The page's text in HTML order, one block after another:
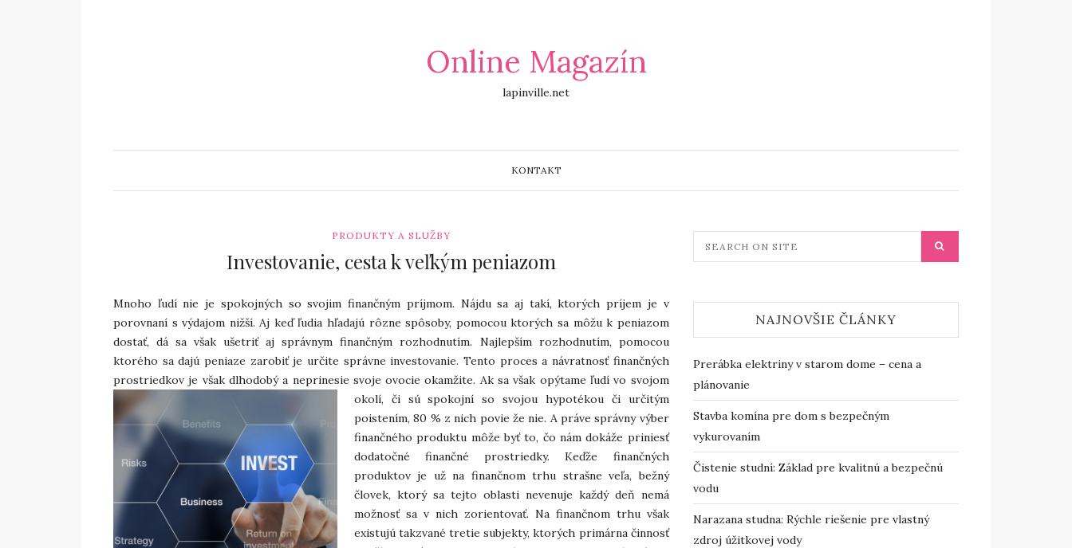
Online Magazín
lapinville.net
KONTAKT
PRODUKTY A SLUŽBY
Investovanie, cesta k veľkým peniazom
Mnoho ľudí nie je spokojných so svojim finančným príjmom. Nájdu sa aj takí, ktorých príjem je v
porovnaní s výdajom nižší. Aj keď ľudia hľadajú rôzne spôsoby, pomocou ktorých sa môžu k peniazom
dostať, dá sa však ušetriť aj správnym finančným rozhodnutím. Najlepším rozhodnutím, pomocou
ktorého sa dajú peniaze zarobiť je určite správne investovanie. Tento proces a návratnosť finančných
prostriedkov je však dlhodobý a neprinesie svoje ovocie okamžite. Ak sa však opýtame ľudí vo svojom
okolí, či sú spokojní so svojou hypotékou či určitým
poistením, 80 % z nich povie že nie. A práve správny výber
finančného produktu môže byť to, čo nám dokáže priniesť
dodatočné finančné prostriedky. Keďže finančných
produktov je už na finančnom trhu strašne veľa, bežný
človek, ktorý sa tejto oblasti nevenuje každý deň nemá
možnosť sa v nich zorientovať. Na finančnom trhu však
existujú takzvané tretie subjekty, ktorých primárna činnosť
NAJNOVŠIE ČLÁNKY
Prerábka elektriny v starom dome – cena a
plánovanie
Stavba komína pre dom s bezpečným
vykurovaním
Čistenie studní: Základ pre kvalitnú a bezpečnú
vodu
Narazana studna: Rýchle riešenie pre vlastný
zdroj úžitkovej vody